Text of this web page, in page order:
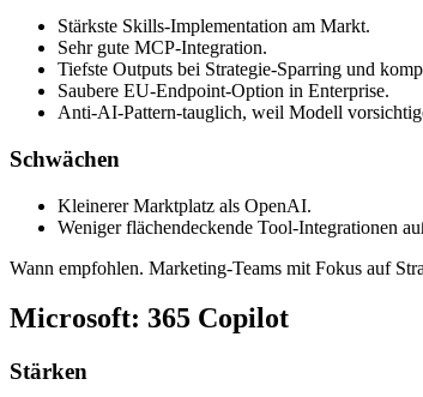
Stärkste Skills-Implementation am Markt.
Sehr gute MCP-Integration.
Tiefste Outputs bei Strategie-Sparring und
Saubere EU-Endpoint-Option in Enterprise.
Anti-AI-Pattern-tauglich, weil Modell
Schwächen
Kleinerer Marktplatz als OpenAI.
Weniger flächendeckende Tool-Integrationen
Wann empfohlen. Marketing-Teams mit Fokus auf
Microsoft: 365 Copilot
Stärken